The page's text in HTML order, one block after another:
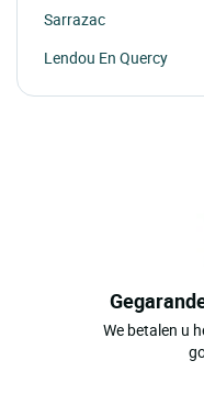
Sarrazac
Lendou En Quercy
We betalen u